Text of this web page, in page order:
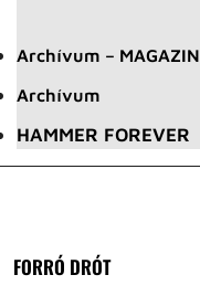
Archívum – MAGAZIN
Archívum
HAMMER FOREVER
FORRÓ DRÓT